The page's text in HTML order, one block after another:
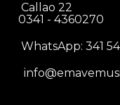
Callao 22
0341 - 4360270
WhatsApp: 341